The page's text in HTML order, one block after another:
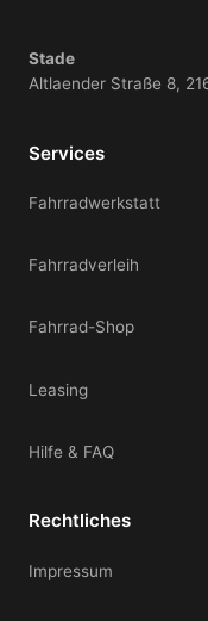
Stade
Altlaender Straße 8,
Services
Fahrradwerkstatt
Fahrradverleih
Fahrrad-Shop
Leasing
Hilfe & FAQ
Rechtliches
Impressum